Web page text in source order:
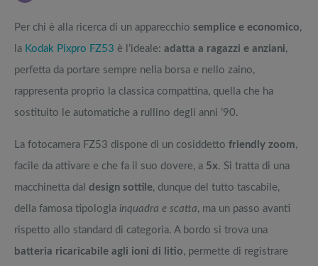
Per chi è alla ricerca di un apparecchio semplice e economico,
la Kodak Pixpro FZ53 è l’ideale: adatta a ragazzi e anziani,
perfetta da portare sempre nella borsa e nello zaino,
rappresenta proprio la classica compattina, quella che ha
sostituito le automatiche a rullino degli anni ’90.
La fotocamera FZ53 dispone di un cosiddetto friendly zoom,
facile da attivare e che fa il suo dovere, a 5x. Si tratta di una
macchinetta dal design sottile, dunque del tutto tascabile,
della famosa tipologia inquadra e scatta, ma un passo avanti
rispetto allo standard di categoria. A bordo si trova una
batteria ricaricabile agli ioni di litio, permette di registrare